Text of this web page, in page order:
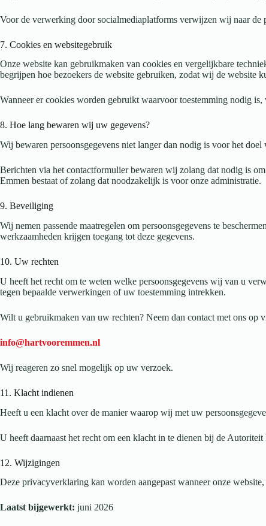
Voor de verwerking door socialmediaplatforms verwijzen wij naar
7. Cookies en websitegebruik
Onze website kan gebruikmaken van cookies en vergelijkbare
begrijpen hoe bezoekers de website gebruiken, zodat wij de website
Wanneer er cookies worden gebruikt waarvoor toestemming nodig
8. Hoe lang bewaren wij uw gegevens?
Wij bewaren persoonsgegevens niet langer dan nodig is voor het
Berichten via het contactformulier bewaren wij zolang dat nodig is
Emmen bestaat of zolang dat noodzakelijk is voor onze administratie.
9. Beveiliging
Wij nemen passende maatregelen om persoonsgegevens te
werkzaamheden krijgen toegang tot deze gegevens.
10. Uw rechten
U heeft het recht om te weten welke persoonsgegevens wij van u
tegen bepaalde verwerkingen of uw toestemming intrekken.
Wilt u gebruikmaken van uw rechten? Neem dan contact met ons op
info@hartvooremmen.nl
Wij reageren zo snel mogelijk op uw verzoek.
11. Klacht indienen
Heeft u een klacht over de manier waarop wij met uw
U heeft daarnaast het recht om een klacht in te dienen bij de Autoriteit
12. Wijzigingen
Deze privacyverklaring kan worden aangepast wanneer onze
Laatst bijgewerkt: juni 2026